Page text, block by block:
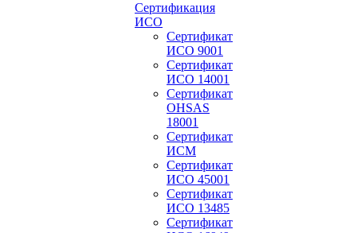
Сертификация
ИСО
Сертификат
ИСО 9001
Сертификат
ИСО 14001
Сертификат
OHSAS
18001
Сертификат
ИСМ
Сертификат
ИСО 45001
Сертификат
ИСО 13485
Сертификат